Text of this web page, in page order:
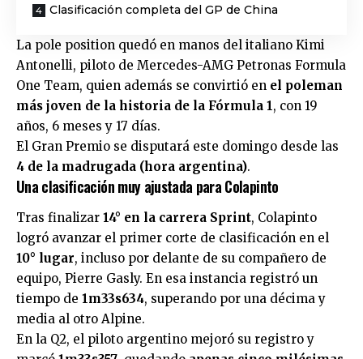
Clasificación completa del GP de China
La pole position quedó en manos del italiano Kimi
Antonelli, piloto de Mercedes-AMG Petronas Formula
One Team, quien además se convirtió en el poleman
más joven de la historia de la Fórmula 1 , con 19
años, 6 meses y 17 días.
El Gran Premio se disputará este domingo desde las
4 de la madrugada (hora argentina).
Una clasificación muy ajustada para Colapinto
Tras finalizar 14° en la carrera Sprint, Colapinto
logró avanzar el primer corte de clasificación en el
10° lugar, incluso por delante de su compañero de
equipo, Pierre Gasly. En esa instancia registró un
tiempo de 1m33s634, superando por una décima y
media al otro Alpine.
En la Q2, el piloto argentino mejoró su registro y